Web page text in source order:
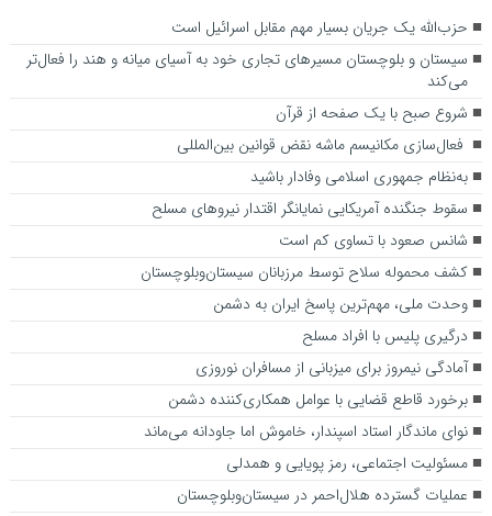
حزب‌الله یک جریان بسیار مهم مقابل اسرائیل است
سیستان و بلوچستان مسیرهای تجاری خود به آسیای میانه و هند را فعال‌تر
می‌کند
شروع صبح با یک صفحه از قرآن
فعال‌سازی مکانیسم ماشه نقض قوانین بین‌المللی
به‌نظام جمهوری اسلامی وفادار باشید
سقوط جنگنده آمریکایی نمایانگر اقتدار نیروهای مسلح
شانس صعود با تساوی کم است
کشف محموله سلاح توسط مرزبانان سیستان‌وبلوچستان
وحدت ملی، مهم‌ترین پاسخ ایران به دشمن
درگیری پلیس با افراد مسلح
آمادگی نیمروز برای میزبانی از مسافران نوروزی
برخورد قاطع قضایی با عوامل همکاری‌کننده دشمن
نوای ماندگار استاد اسپندار، خاموش اما جاودانه می‌ماند
مسئولیت اجتماعی، رمز پویایی و همدلی
عملیات گسترده هلال‌احمر در سیستان‌وبلوچستان